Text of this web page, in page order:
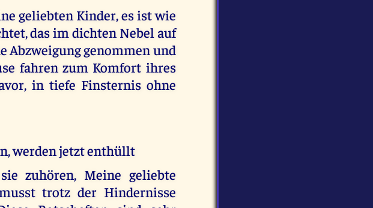
geliebten Kinder, es ist wie
das im dichten Nebel auf
Abzweigung genommen und
fahren zum Komfort ihres
in tiefe Finsternis ohne
werden jetzt enthüllt
zuhören, Meine geliebte
trotz der Hindernisse